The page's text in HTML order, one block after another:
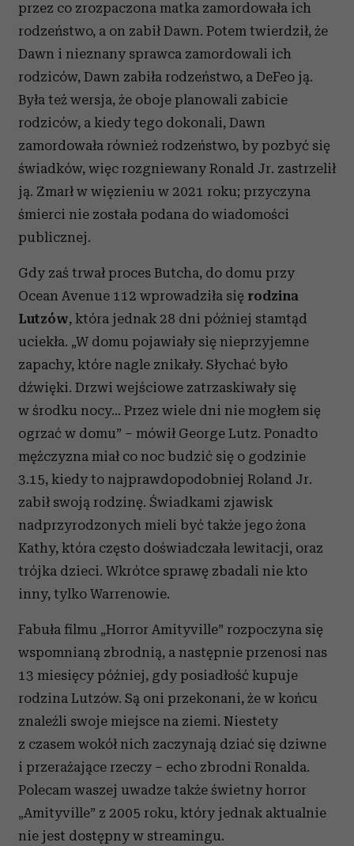
przez co zrozpaczona matka zamordowała ich
rodzeństwo, a on zabił Dawn. Potem twierdził, że
Dawn i nieznany sprawca zamordowali ich
rodziców, Dawn zabiła rodzeństwo, a DeFeo ją.
Była też wersja, że oboje planowali zabicie
rodziców, a kiedy tego dokonali, Dawn
zamordowała również rodzeństwo, by pozbyć się
świadków, więc rozgniewany Ronald Jr. zastrzelił
ją. Zmarł w więzieniu w 2021 roku; przyczyna
śmierci nie została podana do wiadomości
publicznej.
Gdy zaś trwał proces Butcha, do domu przy
Ocean Avenue 112 wprowadziła się rodzina
Lutzów, która jednak 28 dni później stamtąd
uciekła. „W domu pojawiały się nieprzyjemne
zapachy, które nagle znikały. Słychać było
dźwięki. Drzwi wejściowe zatrzaskiwały się
w środku nocy… Przez wiele dni nie mogłem się
ogrzać w domu” – mówił George Lutz. Ponadto
mężczyzna miał co noc budzić się o godzinie
3.15, kiedy to najprawdopodobniej Roland Jr.
zabił swoją rodzinę. Świadkami zjawisk
nadprzyrodzonych mieli być także jego żona
Kathy, która często doświadczała lewitacji, oraz
trójka dzieci. Wkrótce sprawę zbadali nie kto
inny, tylko Warrenowie.
Fabuła filmu „Horror Amityville” rozpoczyna się
wspomnianą zbrodnią, a następnie przenosi nas
13 miesięcy później, gdy posiadłość kupuje
rodzina Lutzów. Są oni przekonani, że w końcu
znaleźli swoje miejsce na ziemi. Niestety
z czasem wokół nich zaczynają dziać się dziwne
i przerażające rzeczy – echo zbrodni Ronalda.
Polecam waszej uwadze także świetny horror
„Amityville” z 2005 roku, który jednak aktualnie
nie jest dostępny w streamingu.